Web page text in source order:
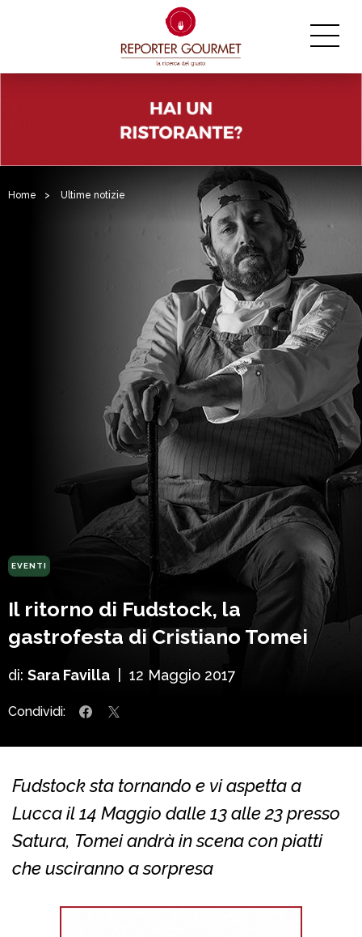
Home > Ultime notizie
EVENTI
Il ritorno di Fudstock, la
gastrofesta di Cristiano Tomei
di: Sara Favilla 12 Maggio 2017
Condividi:
Fudstock sta tornando e vi aspetta a
Lucca il 14 Maggio dalle 13 alle 23 presso
Satura, Tomei andrà in scena con piatti
che usciranno a sorpresa